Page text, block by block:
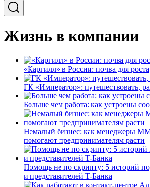
Жизнь в компании
«Каргилл» в России: почва для роста
ГК «Император»: путешествовать,
Больше чем работа: как устроены
Немалый бизнес: как менеджеры
помогают предпринимателям расти
Помощь не по скрипту: 5 историй
и представителей Т-Банка